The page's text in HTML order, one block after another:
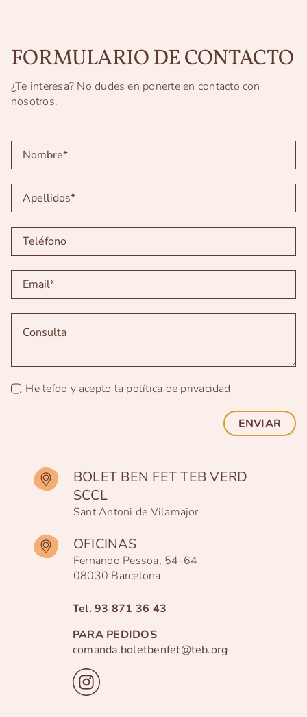
FORMULARIO DE CONTACTO
¿Te interesa? No dudes en ponerte en contacto con
nosotros.
He leído y acepto la política de privacidad
ENVIAR
BOLET BEN FET TEB VERD
SCCL
Sant Antoni de Vilamajor
OFICINAS
Fernando Pessoa, 54-64
08030 Barcelona
Tel.93 871 36 43
PARA PEDIDOS
comanda.boletbenfet@teb.org